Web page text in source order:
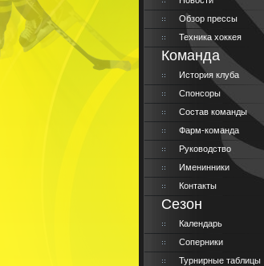
Обзор прессы
Техника хоккея
Команда
История клуба
Спонсоры
Состав команды
Фарм-команда
Руководство
Именинники
Контакты
Сезон
Календарь
Соперники
Турнирные таблицы